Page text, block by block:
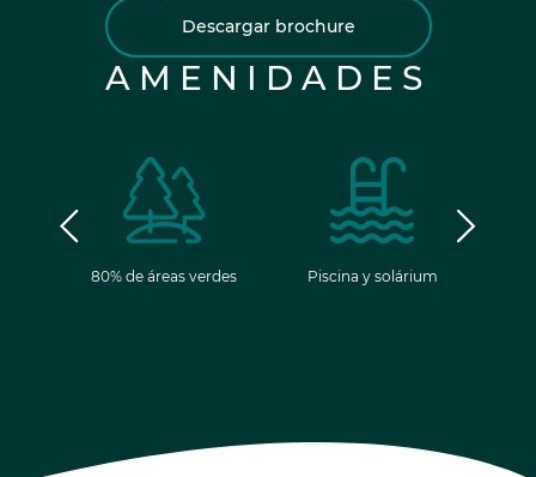
Descargar brochure
AMENIDADES
80% de áreas verdes Piscina y solárium